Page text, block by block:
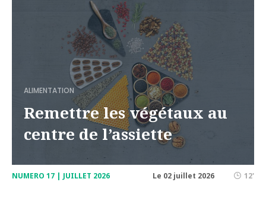
ALIMENTATION
Remettre les végétaux au
centre de l’assiette
NUMERO 17 | JUILLET 2026 Le 02 juillet 2026 12'